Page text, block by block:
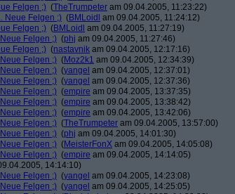
Felgen ;) (TheTrumpeter am 09.04.2005, 11:23:22)
Neue Felgen ;) (BMLoidl am 09.04.2005, 11:24:12)
Felgen ;) (BMLoidl am 09.04.2005, 11:27:19)
Felgen ;) (phj am 09.04.2005, 11:27:46)
Felgen ;) (nastavnik am 09.04.2005, 12:17:16)
Felgen ;) (Moz2k1 am 09.04.2005, 12:34:39)
Felgen ;) (yangel am 09.04.2005, 12:37:01)
Felgen ;) (yangel am 09.04.2005, 12:37:36)
Felgen ;) (empire am 09.04.2005, 13:37:35)
Felgen ;) (empire am 09.04.2005, 13:38:42)
Felgen ;) (empire am 09.04.2005, 13:42:06)
Felgen ;) (TheTrumpeter am 09.04.2005, 13:57:00)
Felgen ;) (phj am 09.04.2005, 14:01:30)
Felgen ;) (MeisterFonX am 09.04.2005, 14:05:08)
Felgen ;) (empire am 09.04.2005, 14:14:05)
14:14:10)
Felgen ;) (yangel am 09.04.2005, 14:23:08)
Felgen ;) (yangel am 09.04.2005, 14:25:05)